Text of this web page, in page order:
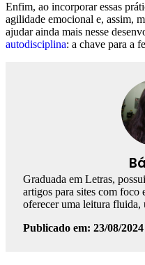
Enfim, ao incorporar essas
agilidade emocional e, assim,
ajudar ainda mais nesse
autodisciplina: a chave para a
Graduada em Letras,
artigos para sites com foco
oferecer uma leitura fluida,
Publicado em: 23/08/2024